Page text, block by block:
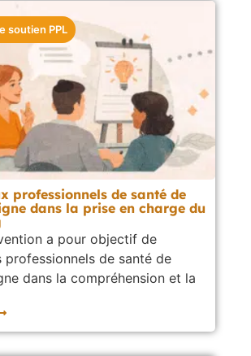
soutien PPL
professionnels de santé de
dans la prise en charge du
a pour objectif de
professionnels de santé de
dans la compréhension et la